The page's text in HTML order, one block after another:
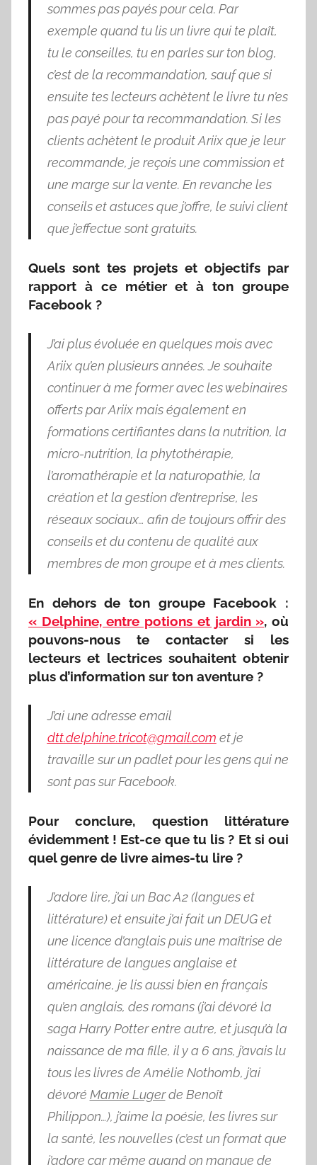
sommes pas payés pour cela. Par
exemple quand tu lis un livre qui te plaît,
tu le conseilles, tu en parles sur ton blog,
c’est de la recommandation, sauf que si
ensuite tes lecteurs achètent le livre tu n’es
pas payé pour ta recommandation. Si les
clients achètent le produit Ariix que je leur
recommande, je reçois une commission et
une marge sur la vente. En revanche les
conseils et astuces que j’offre, le suivi client
que j’effectue sont gratuits.
Quels sont tes projets et objectifs par
rapport à ce métier et à ton groupe
Facebook ?
J’ai plus évoluée en quelques mois avec
Ariix qu’en plusieurs années. Je souhaite
continuer à me former avec les webinaires
offerts par Ariix mais également en
formations certifiantes dans la nutrition, la
micro-nutrition, la phytothérapie,
l’aromathérapie et la naturopathie, la
création et la gestion d’entreprise, les
réseaux sociaux… afin de toujours offrir des
conseils et du contenu de qualité aux
membres de mon groupe et à mes clients.
En dehors de ton groupe Facebook :
« Delphine, entre potions et jardin », où
pouvons-nous te contacter si les
lecteurs et lectrices souhaitent obtenir
plus d’information sur ton aventure ?
J’ai une adresse email
dtt.delphine.tricot@gmail.com et je
travaille sur un padlet pour les gens qui ne
sont pas sur Facebook.
Pour conclure, question littérature
évidemment ! Est-ce que tu lis ? Et si oui
quel genre de livre aimes-tu lire ?
J’adore lire, j’ai un Bac A2 (langues et
littérature) et ensuite j’ai fait un DEUG et
une licence d’anglais puis une maîtrise de
littérature de langues anglaise et
américaine, je lis aussi bien en français
qu’en anglais, des romans (j’ai dévoré la
saga Harry Potter entre autre, et jusqu’à la
naissance de ma fille, il y a 6 ans, j’avais lu
tous les livres de Amélie Nothomb, j’ai
dévoré Mamie Lugerde Benoît
Philippon…), j’aime la poésie, les livres sur
la santé, les nouvelles (c’est un format que
j’adore car même quand on manque de